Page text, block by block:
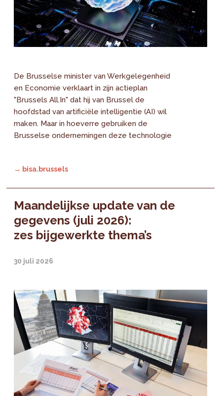
De Brusselse minister van Werkgelegenheid
en Economie verklaart in zijn actieplan
"Brussels All.In" dat hij van Brussel de
hoofdstad van artificiële intelligentie (AI) wil
maken. Maar in hoeverre gebruiken de
Brusselse ondernemingen deze technologie
→ bisa.brussels
Maandelijkse update van de
gegevens (juli 2026):
zes bijgewerkte thema’s
30 juli 2026